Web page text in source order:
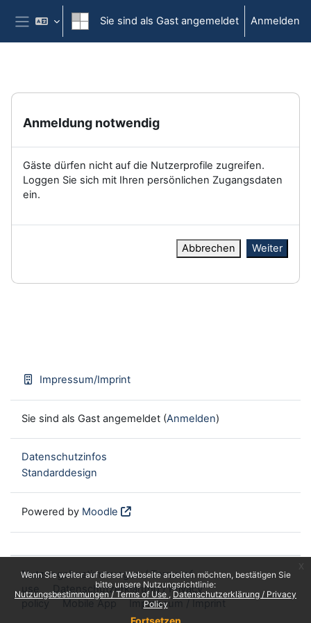
Zum Hauptinhalt
Wenn Sie weiter auf dieser Webseite arbeiten möchten, bestätigen Sie
bitte unsere Nutzungsrichtlinie:
Nutzungsbestimmungen / Terms of Use
Datenschutzerklärung / Privacy
Policy
Fortsetzen
Website-Übersicht
Sie sind als Gast angemeldet Anmelden
Anmeldung notwendig
Gäste dürfen nicht auf die Nutzerprofile zugreifen.
Loggen Sie sich mit Ihren persönlichen Zugangsdaten
ein.
Abbrechen Weiter
Impressum/Imprint
Sie sind als Gast angemeldet (Anmelden)
Datenschutzinfos
Standarddesign
Powered by Moodle
Nutzungsbestimmungen / Terms of
use
Datenschutzerklärung / Privacy
policy
Mobile App Impressum / Imprint